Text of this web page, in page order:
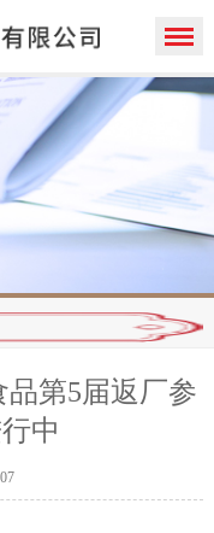
第5届返厂参
中